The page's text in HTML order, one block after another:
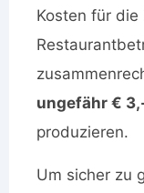
Kosten für
ungefähr €
produzieren.
Um sicher zu